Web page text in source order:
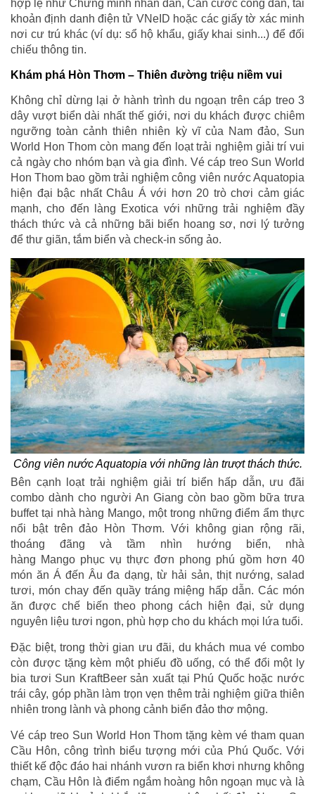
hợp lệ như Chứng minh nhân dân, Căn cước công dân, tài
khoản định danh điện tử VNeID hoặc các giấy tờ xác minh
nơi cư trú khác (ví dụ: sổ hộ khẩu, giấy khai sinh...) để đối
chiếu thông tin.
Khám phá Hòn Thơm – Thiên đường triệu niềm vui
Không chỉ dừng lại ở hành trình du ngoạn trên cáp treo 3
dây vượt biển dài nhất thế giới, nơi du khách được chiêm
ngưỡng toàn cảnh thiên nhiên kỳ vĩ của Nam đảo, Sun
World Hon Thom còn mang đến loạt trải nghiệm giải trí vui
cả ngày cho nhóm bạn và gia đình. Vé cáp treo Sun World
Hon Thom bao gồm trải nghiệm công viên nước Aquatopia
hiện đại bậc nhất Châu Á với hơn 20 trò chơi cảm giác
mạnh, cho đến làng Exotica với những trải nghiệm đầy
thách thức và cả những bãi biển hoang sơ, nơi lý tưởng
để thư giãn, tắm biển và check-in sống ảo.
Công viên nước Aquatopia với những làn trượt thách thức.
Bên cạnh loạt trải nghiệm giải trí biển hấp dẫn, ưu đãi
combo dành cho người An Giang còn bao gồm bữa trưa
buffet tại nhà hàng Mango, một trong những điểm ẩm thực
nổi bật trên đảo Hòn Thơm. Với không gian rộng rãi,
thoáng đãng và tầm nhìn hướng biển, nhà
hàng Mango phục vụ thực đơn phong phú gồm hơn 40
món ăn Á đến Âu đa dạng, từ hải sản, thịt nướng, salad
tươi, món chay đến quầy tráng miệng hấp dẫn. Các món
ăn được chế biến theo phong cách hiện đại, sử dụng
nguyên liệu tươi ngon, phù hợp cho du khách mọi lứa tuổi.
Đặc biệt, trong thời gian ưu đãi, du khách mua vé combo
còn được tặng kèm một phiếu đồ uống, có thể đổi một ly
bia tươi Sun KraftBeer sản xuất tại Phú Quốc hoặc nước
trái cây, góp phần làm trọn vẹn thêm trải nghiệm giữa thiên
nhiên trong lành và phong cảnh biển đảo thơ mộng.
Vé cáp treo Sun World Hon Thom tặng kèm vé tham quan
Cầu Hôn, công trình biểu tượng mới của Phú Quốc. Với
thiết kế độc đáo hai nhánh vươn ra biển khơi nhưng không
chạm, Cầu Hôn là điểm ngắm hoàng hôn ngoạn mục và là